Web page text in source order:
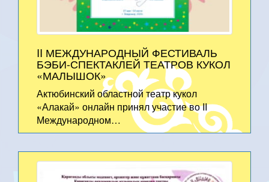
II МЕЖДУНАРОДНЫЙ ФЕСТИВАЛЬ
БЭБИ-СПЕКТАКЛЕЙ ТЕАТРОВ КУКОЛ
«МАЛЫШОК»
Актюбинский областной театр кукол
«Алакай» онлайн принял участие во II
Международном…